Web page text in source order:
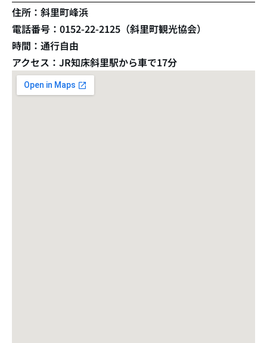
住所：斜里町峰浜
電話番号：0152-22-2125（斜里町観光協会）
時間：通行自由
アクセス：JR知床斜里駅から車で17分